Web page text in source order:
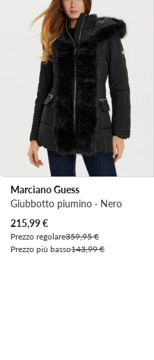
Marciano Guess
Giubbotto piumino · Nero
Prezzo attuale
215,99€
Prezzo regolare359,95 €
Prezzo più basso143,99 €